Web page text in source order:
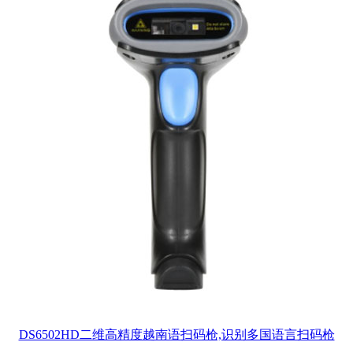
DS6502HD二维高精度越南语扫码枪,识别多国语言扫码枪